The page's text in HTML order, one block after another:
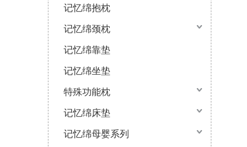
记忆绵抱枕
记忆绵颈枕
记忆绵靠垫
记忆绵坐垫
特殊功能枕
记忆绵床垫
记忆绵母婴系列